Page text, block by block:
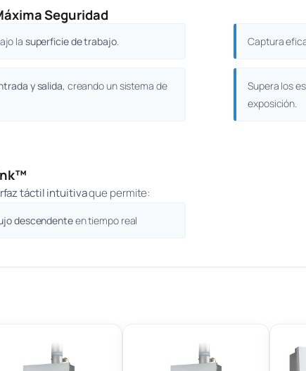
Seguridad
la superficie de trabajo. Captura
y salida, creando un sistema de
Supera los
exposición.
táctil intuitivaque permite:
descendenteen tiempo real